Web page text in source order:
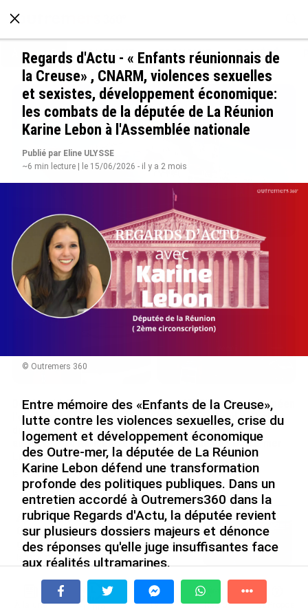
À LA UNE POLITIQUE ECONOMIE SOCIÉTÉ
Rapport 2025 de l’Ifremer : un engagement
décisif dans les Outre-mer
le 07/08/2026
De Messi à Trump :
l’expérience internationale
du Martiniquais Benoît Etinof
au service du Karibea Sainte-
Luce en Martinique
le 07/08/2026
Avec VEENI, le Guadeloupéen
Yanis Foy entend participer
au développement
touristique des Outre-mer
le 06/08/2026
Après 5 ans à la SARA aux Antilles,
Olivier Cotta prend la direction
générale de...
le 05/08/2026
En juin 2026, les prix à la
consommation diminuent à
À la une Tv Radio A Propos
Regards d'Actu - « Enfants réunionnais de
la Creuse» , CNARM, violences sexuelles
et sexistes, développement économique:
les combats de la députée de La Réunion
Karine Lebon à l'Assemblée nationale
Publié par Eline ULYSSE
~6 min lecture | le 15/06/2026 - il y a 2 mois
© Outremers 360
Entre mémoire des «Enfants de la Creuse»,
lutte contre les violences sexuelles, crise du
logement et développement économique
des Outre-mer, la députée de La Réunion
Karine Lebon défend une transformation
profonde des politiques publiques. Dans un
entretien accordé à Outremers360 dans la
rubrique Regards d'Actu, la députée revient
sur plusieurs dossiers majeurs et dénonce
des réponses qu'elle juge insuffisantes face
aux réalités ultramarines.